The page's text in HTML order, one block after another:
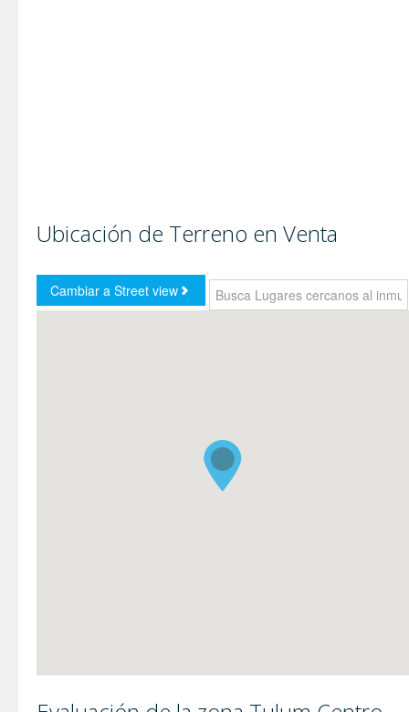
Ubicación de Terreno en Venta